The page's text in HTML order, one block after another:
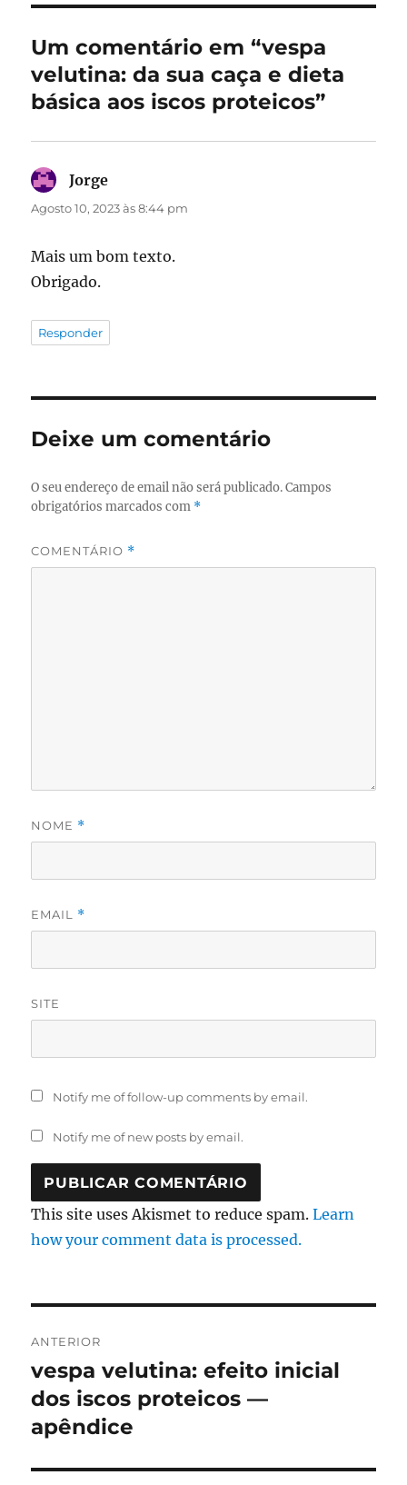
Um comentário em “vespa
velutina: da sua caça e dieta
básica aos iscos proteicos”
Jorge
Agosto 10, 2023 às 8:44 pm
Mais um bom texto.
Obrigado.
Responder
Deixe um comentário
O seu endereço de email não será publicado. Campos
obrigatórios marcados com *
COMENTÁRIO *
NOME *
EMAIL *
SITE
Notify me of follow-up comments by email.
Notify me of new posts by email.
This site uses Akismet to reduce spam.Learn
how your comment data is processed.
de
artigos
ANTERIOR
Artigo
anterior:
vespa velutina: efeito inicial
dos iscos proteicos —
apêndice